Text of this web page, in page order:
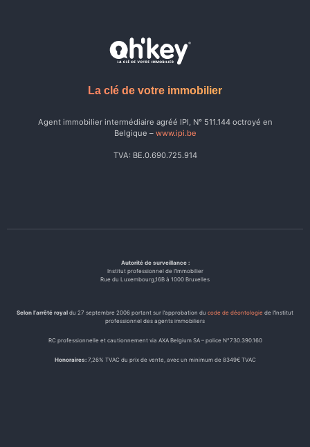
La clé de votre immobilier
Agent immobilier intermédiaire agréé IPI, N° 511.144 octroyé en
Belgique – www.ipi.be
TVA: BE.0.690.725.914
Autorité de surveillance :
Institut professionnel de l’Immobilier
Rue du Luxembourg,16B à 1000 Bruxelles
Selon l’arrêté royal du 27 septembre 2006 portant sur l’approbation du code de déontologie de l’Institut
professionnel des agents immobiliers
RC professionnelle et cautionnement via AXA Belgium SA – police N°730.390.160
Honoraires:7,26% TVAC du prix de vente, avec un minimum de 8349€ TVAC